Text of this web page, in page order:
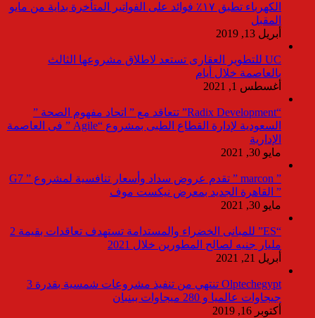
الكهرباء تطبق ١٧٪ فوائد على الفواتير المتأخرة بداية من مايو
المقبل
أبريل 13, 2019
UC للتطوير العقارى تستعد لاطلاق مشروعها الثالث
بالعاصمة خلال أيام
أغسطس 1, 2021
“Radix Development” تتعاقد مع ” اتحاد مفهوم الصحة ”
السعودية لإدارة القطاع الطبى بمشروع “Agile ” فى العاصمة
الإدارية
مايو 30, 2021
” marcon ” تقدم عروض سداد وأسعار تنافسية لمشروع ” G7
” القاهرة الجديد بمعرض نيكست موف
مايو 30, 2021
“ES” للمبانى الخضراء والمستدامة تستهدف تعاقدات بقيمة 2
مليار جنيه لصالح المطورين خلال 2021
أبريل 21, 2021
Olptechegypt تنتهي من تنفيذ مشروعات شمسية بقدرة 3
جيجاوات عالميا و 280 ميجاوات ببنبان
أكتوبر 16, 2019